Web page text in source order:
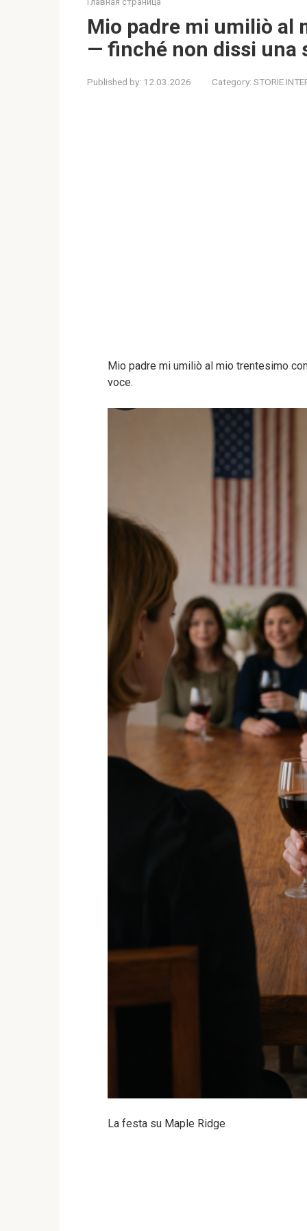
Mio padre mi umiliò al
— finché non dissi una
Published by: 12.03.2026 Category: STORIE
Mio padre mi umiliò al mio trentesimo
voce.
La festa su Maple Ridge